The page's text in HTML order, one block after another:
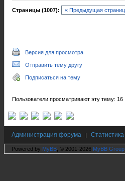
Страницы (1007): « Предыдущая
Версия для просмотра
Отправить тему другу
Подписаться на тему
Пользователи просматривают эту тему: 16
Администрация форума |
Powered by MyBB , © 2001-2026 MyBB Group